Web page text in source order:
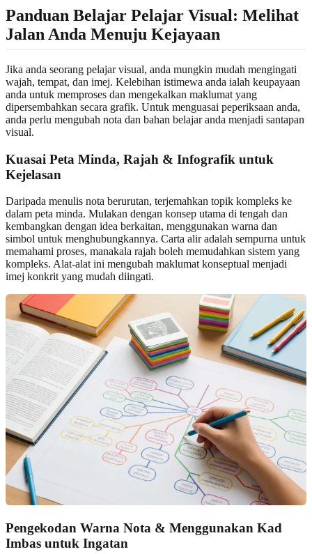
Panduan Belajar Pelajar Visual: Melihat
Jalan Anda Menuju Kejayaan
Jika anda seorang pelajar visual, anda mungkin mudah mengingati
wajah, tempat, dan imej. Kelebihan istimewa anda ialah keupayaan
anda untuk memproses dan mengekalkan maklumat yang
dipersembahkan secara grafik. Untuk menguasai peperiksaan anda,
anda perlu mengubah nota dan bahan belajar anda menjadi santapan
visual.
Kuasai Peta Minda, Rajah & Infografik untuk
Kejelasan
Daripada menulis nota berurutan, terjemahkan topik kompleks ke
dalam peta minda. Mulakan dengan konsep utama di tengah dan
kembangkan dengan idea berkaitan, menggunakan warna dan
simbol untuk menghubungkannya. Carta alir adalah sempurna untuk
memahami proses, manakala rajah boleh memudahkan sistem yang
kompleks. Alat-alat ini mengubah maklumat konseptual menjadi
imej konkrit yang mudah diingati.
Pengekodan Warna Nota & Menggunakan Kad
Imbas untuk Ingatan